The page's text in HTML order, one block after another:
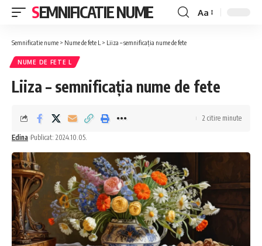
SEMNIFICATIE NUME
Font
Aa
Semnificatie nume > Nume de fete L > Liiza – semnificația nume de fete
NUME DE FETE L
Liiza – semnificația nume de fete
Edina Publicat: 2024.10.05.
2 citire minute